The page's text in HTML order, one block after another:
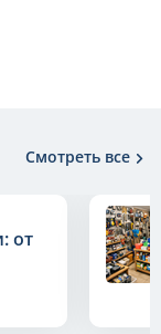
Смотреть все
от